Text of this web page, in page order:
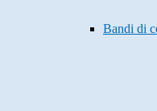
Bandi di